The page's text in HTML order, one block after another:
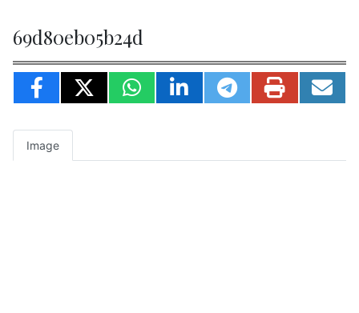
69d80eb05b24d
Image